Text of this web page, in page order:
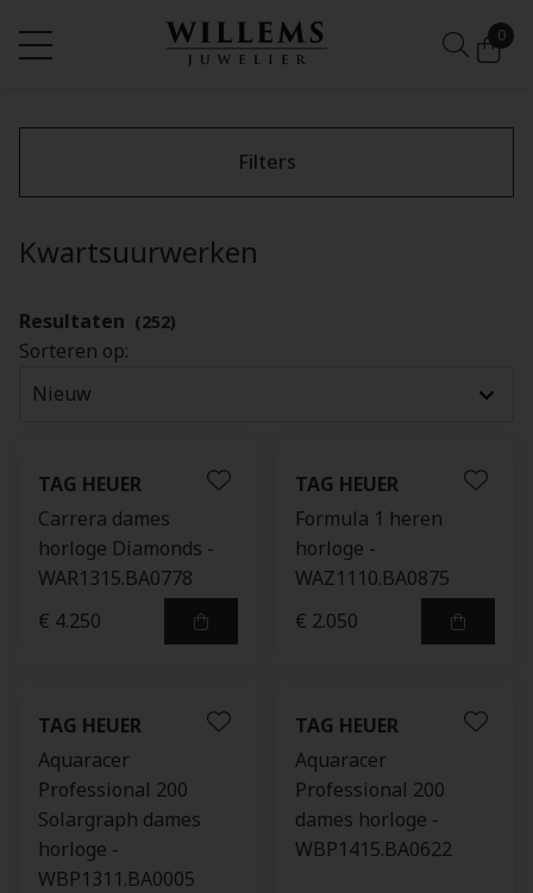
0
Filters
Kwartsuurwerken
Resultaten (252)
Sorteren op:
TAG HEUER
Carrera dames
horloge Diamonds -
WAR1315.BA0778
€ 4.250
TAG HEUER
Formula 1 heren
horloge -
WAZ1110.BA0875
€ 2.050
TAG HEUER
Aquaracer
Professional 200
Solargraph dames
horloge -
WBP1311.BA0005
TAG HEUER
Aquaracer
Professional 200
dames horloge -
WBP1415.BA0622